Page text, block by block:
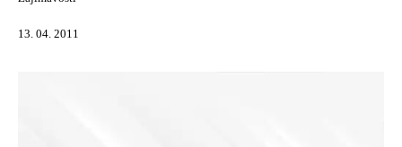
13. 04. 2011